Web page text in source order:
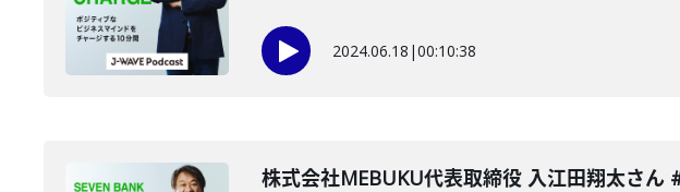
2024.06.18 |00:10:38
株式会社MEBUKU代表取締役 入江田翔太さん